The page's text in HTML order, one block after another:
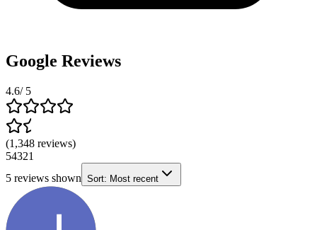
Google Reviews
4.6/ 5
(1,348 reviews)
54321
5 reviews shown Sort: Most recent